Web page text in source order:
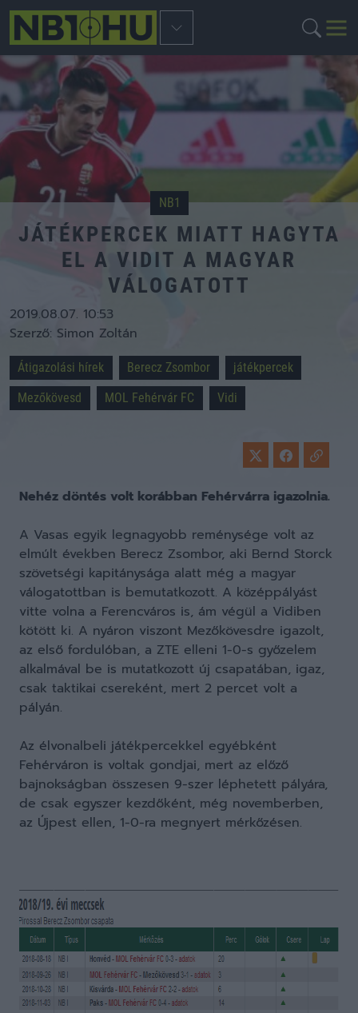
NB1
JÁTÉKPERCEK MIATT HAGYTA
EL A VIDIT A MAGYAR
VÁLOGATOTT
2019.08.07. 10:53
Szerző: Simon Zoltán
Átigazolási hírek Berecz Zsombor
játékpercek
Mezőkövesd
MOL Fehérvár FC Vidi
Nehéz döntés volt korábban Fehérvárra igazolnia.
A Vasas egyik legnagyobb reménysége volt az
elmúlt években Berecz Zsombor, aki Bernd Storck
szövetségi kapitánysága alatt még a magyar
válogatottban is bemutatkozott. A középpályást
vitte volna a Ferencváros is, ám végül a Vidiben
kötött ki. A nyáron viszont Mezőkövesdre igazolt,
az első fordulóban, a ZTE elleni 1-0-s győzelem
alkalmával be is mutatkozott új csapatában, igaz,
csak taktikai csereként, mert 2 percet volt a
pályán.
Az élvonalbeli játékpercekkel egyébként
Fehérváron is voltak gondjai, mert az előző
bajnokságban összesen 9-szer léphetett pályára,
de csak egyszer kezdőként, még novemberben,
az Újpest ellen, 1-0-ra megnyert mérkőzésen.